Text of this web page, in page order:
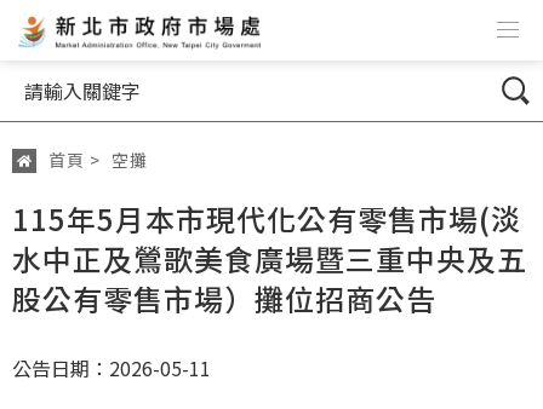
跳到主要內容
網站導覽
搜尋
首頁 > 空攤
115年5月本市現代化公有零售市場(淡
水中正及鶯歌美食廣場暨三重中央及五
股公有零售市場）攤位招商公告
公告日期：2026-05-11